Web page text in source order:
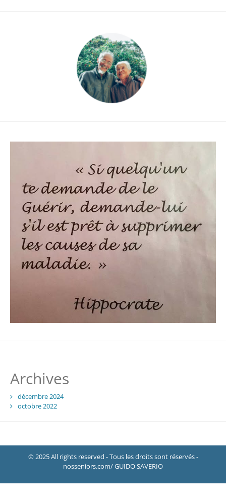
Archives
décembre 2024
octobre 2022
© 2025 All rights reserved - Tous les droits sont réservés -
nosseniors.com/ GUIDO SAVERIO